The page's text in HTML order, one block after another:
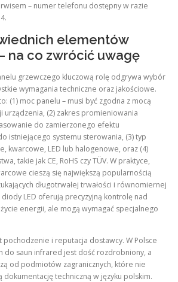
– numer telefonu dostępny w razie
elementów
na co zwrócić uwagę
grzewczego kluczową rolę odgrywa wybór
wymagania techniczne oraz jakościowe.
(1) moc panelu – musi być zgodna z mocą
urządzenia, (2) zakres promieniowania
do zamierzonego efektu
istniejącego systemu sterowania, (3) typ
kwarcowe, LED lub halogenowe, oraz (4)
takie jak CE, RoHS czy TÜV. W praktyce,
cieszą się największą popularnością
długotrwałej trwałości i równomiernej
diody LED oferują precyzyjną kontrolę nad
energii, ale mogą wymagać specjalnego
pochodzenie i reputacja dostawcy. W Polsce
do saun infrared jest dość rozdrobniony, a
od podmiotów zagranicznych, które nie
dokumentację techniczną w języku polskim.